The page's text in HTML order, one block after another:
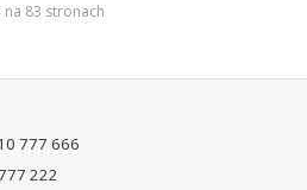
na 83 stronach
777 666
222